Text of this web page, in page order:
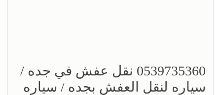
0539735360 نقل عفش في جده /
سياره لنقل العفش بجده / سياره